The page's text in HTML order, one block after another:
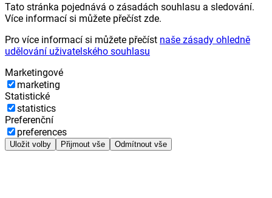
Tato stránka pojednává o zásadách souhlasu a sledování.
Více informací si můžete přečíst zde.
Pro více informací si můžete přečíst naše zásady ohledně
udělování uživatelského souhlasu
Marketingové
marketing
Statistické
statistics
Preferenční
preferences
Uložit volby Přijmout vše Odmítnout vše